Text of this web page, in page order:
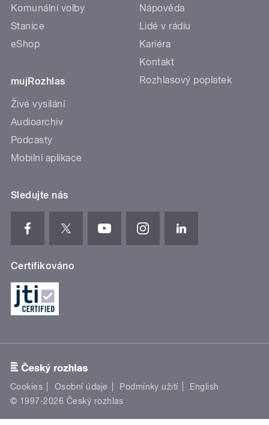
Komunální volby
Stanice
eShop
mujRozhlas
Živé vysílání
Audioarchiv
Podcasty
Mobilní aplikace
Nápověda
Lidé v rádiu
Kariéra
Kontakt
Rozhlasový poplatek
Sledujte nás
Certifikováno
Cookies Osobní údaje Podmínky užití
English
© 1997-2026 Český rozhlas